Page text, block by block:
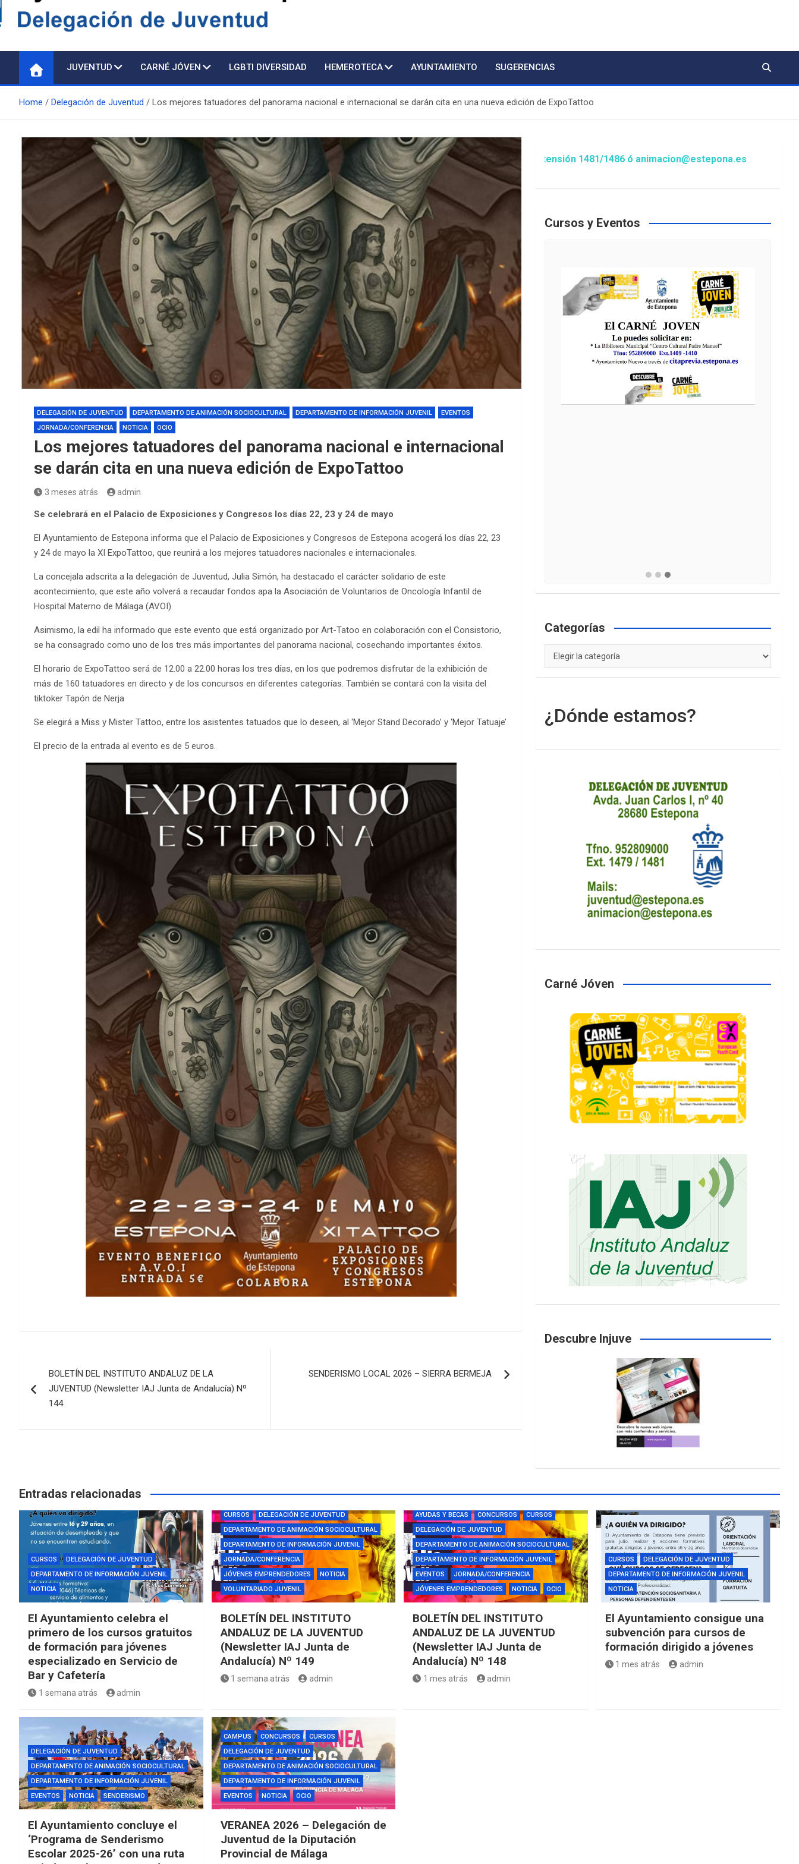
Delegación de Juventud
JUVENTUD CARNÉ JÓVEN LGBTI DIVERSIDAD HEMEROTECA AYUNTAMIENTO SUGERENCIAS
Home Delegación de Juventud Los mejores tatuadores del panorama nacional e internacional se darán cita en una nueva edición de ExpoTattoo
DELEGACIÓN DE JUVENTUD DEPARTAMENTO DE ANIMACIÓN SOCIOCULTURAL DEPARTAMENTO DE INFORMACIÓN JUVENIL
EVENTOS
JORNADA/CONFERENCIA
NOTICIA OCIO
Los mejores tatuadores del panorama nacional e internacional
se darán cita en una nueva edición de ExpoTattoo
3 meses atrás admin
Se celebrará en el Palacio de Exposiciones y Congresos los días 22, 23 y 24 de mayo
El Ayuntamiento de Estepona informa que el Palacio de Exposiciones y Congresos de Estepona acogerá los días 22, 23
y 24 de mayo la XI ExpoTattoo, que reunirá a los mejores tatuadores nacionales e internacionales.
La concejala adscrita a la delegación de Juventud, Julia Simón, ha destacado el carácter solidario de este
acontecimiento, que este año volverá a recaudar fondos apa la Asociación de Voluntarios de Oncología Infantil de
Hospital Materno de Málaga (AVOI).
Asimismo, la edil ha informado que este evento que está organizado por Art-Tatoo en colaboración con el Consistorio,
se ha consagrado como uno de los tres más importantes del panorama nacional, cosechando importantes éxitos.
El horario de ExpoTattoo será de 12.00 a 22.00 horas los tres días, en los que podremos disfrutar de la exhibición de
más de 160 tatuadores en directo y de los concursos en diferentes categorías. También se contará con la visita del
tiktoker Tapón de Nerja
Se elegirá a Miss y Mister Tattoo, entre los asistentes tatuados que lo deseen, al ‘Mejor Stand Decorado’ y ‘Mejor Tatuaje’
El precio de la entrada al evento es de 5 euros.
de
entradas
BOLETÍN DEL INSTITUTO ANDALUZ DE LA
JUVENTUD (Newsletter IAJ Junta de Andalucía) Nº
144
SENDERISMO LOCAL 2026 – SIERRA BERMEJA
Atención presencial al público con cita previa. 952809000 Extensión 1481/1486 ó animacion@estepona.es
Cursos y Eventos
Categorías
Categorías
¿Dónde estamos?
Carné Jóven
Descubre Injuve
Entradas relacionadas
CURSOS
DELEGACIÓN DE JUVENTUD
DEPARTAMENTO DE INFORMACIÓN JUVENIL
NOTICIA
El Ayuntamiento celebra el
primero de los cursos gratuitos
de formación para jóvenes
especializado en Servicio de
Bar y Cafetería
1 semana atrás admin
CURSOS
DELEGACIÓN DE JUVENTUD
DEPARTAMENTO DE ANIMACIÓN SOCIOCULTURAL
DEPARTAMENTO DE INFORMACIÓN JUVENIL
JORNADA/CONFERENCIA
JÓVENES EMPRENDEDORES
NOTICIA
VOLUNTARIADO JUVENIL
BOLETÍN DEL INSTITUTO
ANDALUZ DE LA JUVENTUD
(Newsletter IAJ Junta de
Andalucía) Nº 149
1 semana atrás admin
AYUDAS Y BECAS CONCURSOS
CURSOS
DELEGACIÓN DE JUVENTUD
DEPARTAMENTO DE ANIMACIÓN SOCIOCULTURAL
DEPARTAMENTO DE INFORMACIÓN JUVENIL
EVENTOS
JORNADA/CONFERENCIA
JÓVENES EMPRENDEDORES
NOTICIA OCIO
BOLETÍN DEL INSTITUTO
ANDALUZ DE LA JUVENTUD
(Newsletter IAJ Junta de
Andalucía) Nº 148
1 mes atrás admin
CURSOS
DELEGACIÓN DE JUVENTUD
DEPARTAMENTO DE INFORMACIÓN JUVENIL
NOTICIA
El Ayuntamiento consigue una
subvención para cursos de
formación dirigido a jóvenes
1 mes atrás admin
DELEGACIÓN DE JUVENTUD
DEPARTAMENTO DE ANIMACIÓN SOCIOCULTURAL
DEPARTAMENTO DE INFORMACIÓN JUVENIL
EVENTOS
NOTICIA SENDERISMO
El Ayuntamiento concluye el
‘Programa de Senderismo
Escolar 2025-26’ con una ruta
CAMPUS CONCURSOS
CURSOS
DELEGACIÓN DE JUVENTUD
DEPARTAMENTO DE ANIMACIÓN SOCIOCULTURAL
DEPARTAMENTO DE INFORMACIÓN JUVENIL
EVENTOS
NOTICIA OCIO
VERANEA 2026 – Delegación de
Juventud de la Diputación
Provincial de Málaga